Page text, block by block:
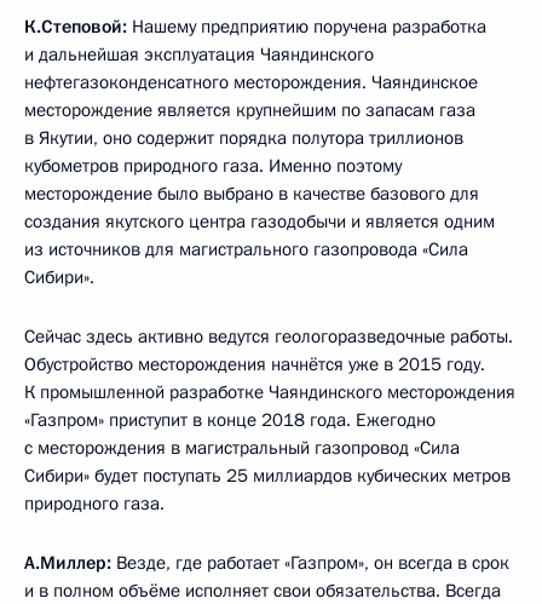
К.Степовой: Нашему предприятию поручена разработка
и дальнейшая эксплуатация Чаяндинского
нефтегазоконденсатного месторождения. Чаяндинское
месторождение является крупнейшим по запасам газа
в Якутии, оно содержит порядка полутора триллионов
кубометров природного газа. Именно поэтому
месторождение было выбрано в качестве базового для
создания якутского центра газодобычи и является одним
из источников для магистрального газопровода «Сила
Сибири».
Сейчас здесь активно ведутся геологоразведочные работы.
Обустройство месторождения начнётся уже в 2015 году.
К промышленной разработке Чаяндинского месторождения
«Газпром» приступит в конце 2018 года. Ежегодно
с месторождения в магистральный газопровод «Сила
Сибири» будет поступать 25 миллиардов кубических метров
природного газа.
А.Миллер: Везде, где работает «Газпром», он всегда в срок
и в полном объёме исполняет свои обязательства. Всегда